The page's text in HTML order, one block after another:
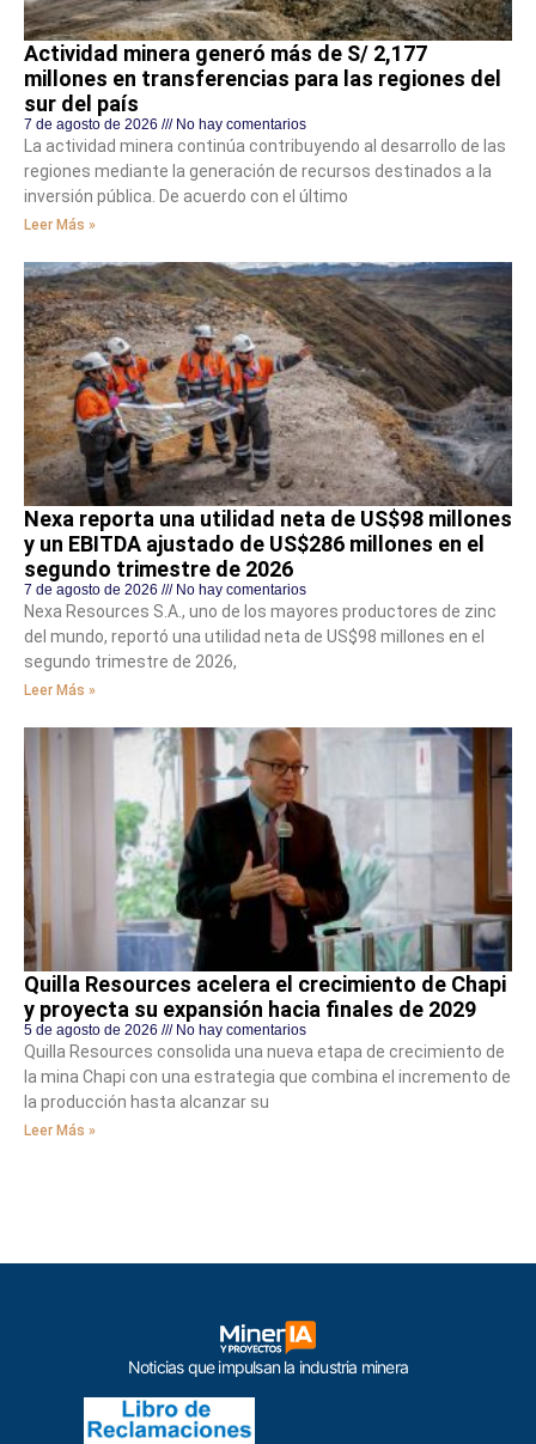
Actividad minera generó más de S/ 2,177
millones en transferencias para las regiones del
sur del país
7 de agosto de 2026 No hay comentarios
La actividad minera continúa contribuyendo al desarrollo de las
regiones mediante la generación de recursos destinados a la
inversión pública. De acuerdo con el último
Leer Más »
Nexa reporta una utilidad neta de US$98 millones
y un EBITDA ajustado de US$286 millones en el
segundo trimestre de 2026
7 de agosto de 2026 No hay comentarios
Nexa Resources S.A., uno de los mayores productores de zinc
del mundo, reportó una utilidad neta de US$98 millones en el
segundo trimestre de 2026,
Leer Más »
Quilla Resources acelera el crecimiento de Chapi
y proyecta su expansión hacia finales de 2029
5 de agosto de 2026 No hay comentarios
Quilla Resources consolida una nueva etapa de crecimiento de
la mina Chapi con una estrategia que combina el incremento de
la producción hasta alcanzar su
Leer Más »
Noticias que impulsan la industria minera